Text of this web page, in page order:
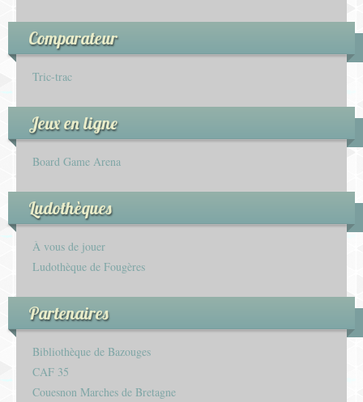
Comparateur
Tric-trac
Jeux en ligne
Board Game Arena
Ludothèques
À vous de jouer
Ludothèque de Fougères
Partenaires
Bibliothèque de Bazouges
CAF 35
Couesnon Marches de Bretagne